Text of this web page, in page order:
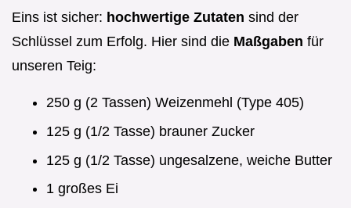
Eins ist sicher: hochwertige Zutaten sind der
Schlüssel zum Erfolg. Hier sind die Maßgaben für
unseren Teig:
250 g (2 Tassen) Weizenmehl (Type 405)
125 g (1/2 Tasse) brauner Zucker
125 g (1/2 Tasse) ungesalzene, weiche Butter
1 großes Ei